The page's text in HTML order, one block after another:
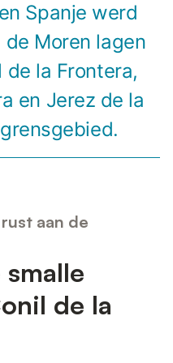
Spanje werd
Moren lagen
de la Frontera,
en Jerez de la
aan de
de la